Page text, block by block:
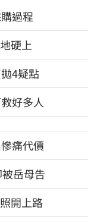
過程
硬上
4疑點
好多人
痛代價
岳母告
開上路